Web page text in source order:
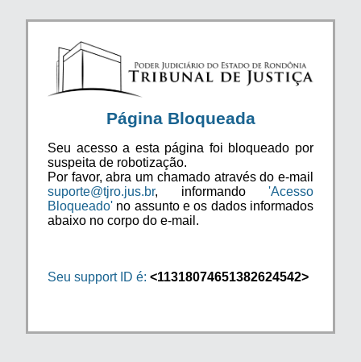
Página Bloqueada
Seu acesso a esta página foi bloqueado por
suspeita de robotização.
Por favor, abra um chamado através do e-mail
suporte@tjro.jus.br, informando 'Acesso
Bloqueado' no assunto e os dados informados
abaixo no corpo do e-mail.
Seu support ID é: <11318074651382624542>